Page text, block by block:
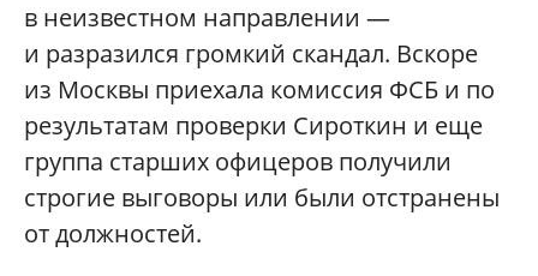
в неизвестном направлении —
и разразился громкий скандал. Вскоре
из Москвы приехала комиссия ФСБ и по
результатам проверки Сироткин и еще
группа старших офицеров получили
строгие выговоры или были отстранены
от должностей.